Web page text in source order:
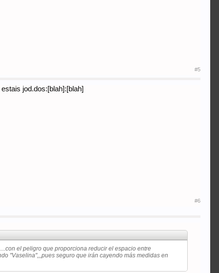
#5
jod.dos:[blah]:[blah]
#6
el peligro que proporciona reducir el espacio entre
"Vaselina",,,pues seguro que irán cayendo más medidas en